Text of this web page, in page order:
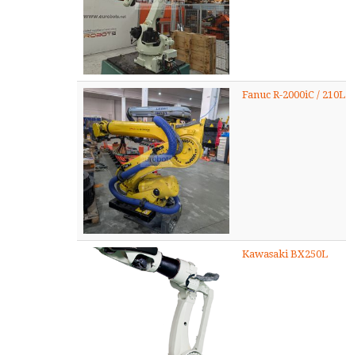
Fanuc R-2000iC / 210L
Kawasaki BX250L